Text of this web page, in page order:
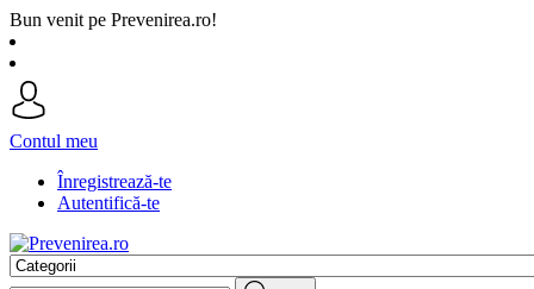
Bun venit pe Prevenirea.ro!
Contul meu
Înregistrează-te
Autentifică-te